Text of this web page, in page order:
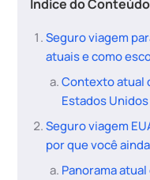
Índice do Conteúdo
Seguro viagem
atuais e como
Contexto atual
Estados Unidos
Seguro viagem
por que você
Panorama